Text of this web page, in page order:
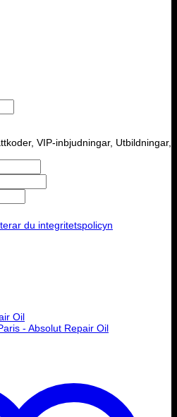
VIP-inbjudningar, Utbildningar,
du integritetspolicyn